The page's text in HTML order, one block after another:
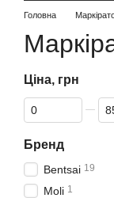
Головна
Ціна, грн
Від Ціна, грн
До Ціна, грн
Бренд
Bentsai 19
Moli 1